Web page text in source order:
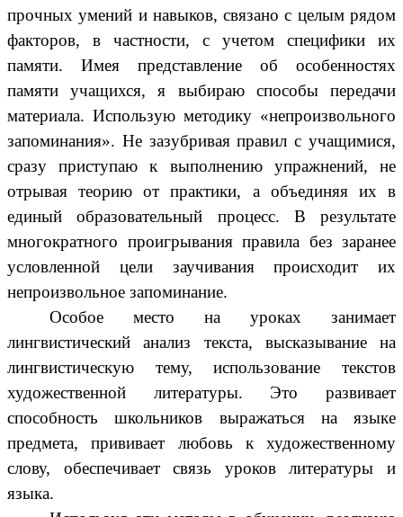
прочных умений и навыков, связано с целым рядом
факторов, в частности, с учетом специфики их
памяти. Имея представление об особенностях
памяти учащихся, я выбираю способы передачи
материала. Использую методику «непроизвольного
запоминания». Не зазубривая правил с учащимися,
сразу приступаю к выполнению упражнений, не
отрывая теорию от практики, а объединяя их в
единый образовательный процесс. В результате
многократного проигрывания правила без заранее
условленной цели заучивания происходит их
непроизвольное запоминание.
Особое место на уроках занимает
лингвистический анализ текста, высказывание на
лингвистическую тему, использование текстов
художественной литературы. Это развивает
способность школьников выражаться на языке
предмета, прививает любовь к художественному
слову, обеспечивает связь уроков литературы и
языка.